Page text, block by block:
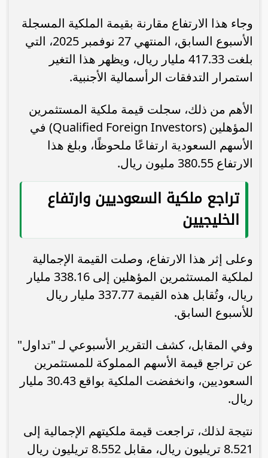
وجاء هذا الارتفاع مقارنة بقيمة الملكية المسجلة
الأسبوع السابق، المنتهي 27 نوفمبر 2025، التي
بلغت 417.33 مليار ريال، ويظهر هذا التغير
استمرار التدفقات الرأسمالية الأجنبية.
الأهم من ذلك، سجلت قيمة ملكية المستثمرين
المؤهلين (Qualified Foreign Investors) في
الأسهم السعودية ارتفاعًا ملحوظًا، وبلغ هذا
الارتفاع 380.55 مليون ريال.
تراجع ملكية السعوديين وارتفاع
الخليجيين
وعلى إثر هذا الارتفاع، وصلت القيمة الإجمالية
لملكية المستثمرين المؤهلين إلى 338.16 مليار
ريال، وتُقابل هذه القيمة 337.77 مليار ريال
للأسبوع السابق.
وفي المقابل، كشف التقرير الأسبوعي لـ "تداول"
عن تراجع قيمة الأسهم المملوكة للمستثمرين
السعوديين، وانخفضت الملكية بواقع 30.43 مليار
ريال.
نتيجة لذلك، تراجعت قيمة ملكيتهم الإجمالية إلى
8.521 تريليون ريال، مقابل 8.552 تريليون ريال